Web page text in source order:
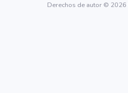
Derechos de autor © 2026